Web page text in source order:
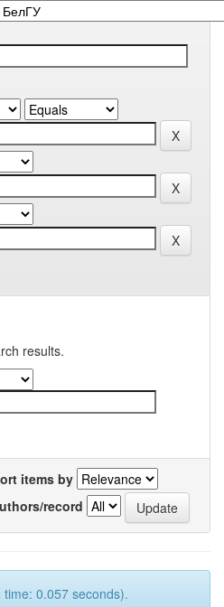
results.
items by
record
0.057 seconds).